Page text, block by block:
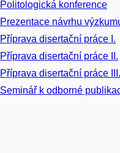
Politologická konference
Prezentace návrhu
Příprava disertační práce I.
Příprava disertační práce II.
Příprava disertační práce III.
Seminář k odborné